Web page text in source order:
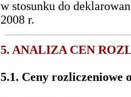
w stosunku do
2008 r.
5. ANALIZA CEN
5.1. Ceny rozliczeniowe